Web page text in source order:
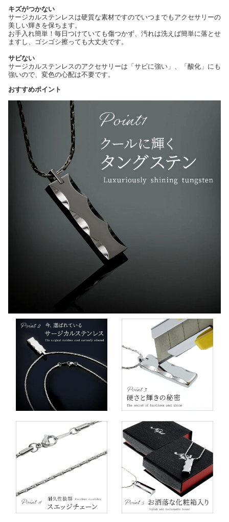
キズがつかない
サージカルステンレスは硬質な素材ですのでいつまでもアクセサリーの
美しい輝きを保ちます。
お手入れ簡単！毎日つけていても傷つかず、汚れは洗えば簡単に落とせ
ますし、ゴシゴシ擦っても大丈夫です。
サビない
サージカルステンレスのアクセサリーは「サビに強い」、「酸化」にも
強いので、変色の心配は不要です。
おすすめポイント